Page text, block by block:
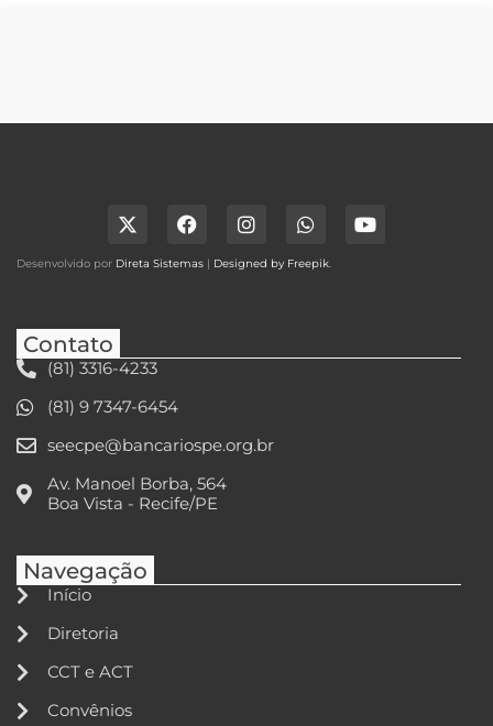
Desenvolvido por Direta Sistemas | Designed by Freepik.
Contato
(81) 3316-4233
(81) 9 7347-6454
seecpe@bancariospe.org.br
Av. Manoel Borba, 564
Boa Vista - Recife/PE
Navegação
Início
Diretoria
CCT e ACT
Convênios